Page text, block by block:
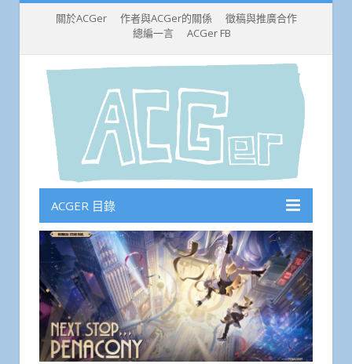
關於ACGer 作者與ACGer的關係
徵稿與推廣合作
總編一言
ACGer FB
ACGER 目錄